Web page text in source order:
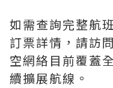
如需查詢完整航
訂票詳情，請訪問
空網絡目前覆蓋
續擴展航線。